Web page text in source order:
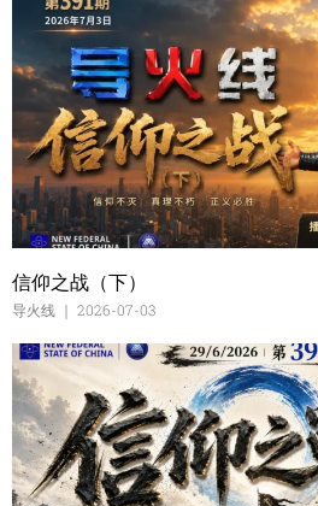
信仰之战（下）
导火线 2026-07-03